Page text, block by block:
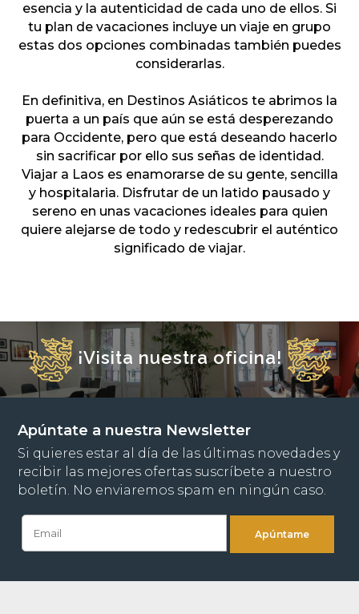
esencia y la autenticidad de cada uno de ellos. Si
tu plan de vacaciones incluye un viaje en grupo
estas dos opciones combinadas también puedes
considerarlas.
En definitiva, en Destinos Asiáticos te abrimos la
puerta a un país que aún se está desperezando
para Occidente, pero que está deseando hacerlo
sin sacrificar por ello sus señas de identidad.
Viajar a Laos es enamorarse de su gente, sencilla
y hospitalaria. Disfrutar de un latido pausado y
sereno en unas vacaciones ideales para quien
quiere alejarse de todo y redescubrir el auténtico
significado de viajar.
¡Visita nuestra oficina!
Apúntate a nuestra Newsletter
Si quieres estar al día de las últimas novedades y
recibir las mejores ofertas suscríbete a nuestro
boletín. No enviaremos spam en ningún caso.